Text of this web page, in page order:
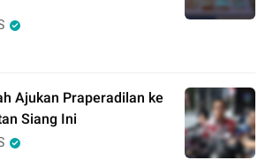
Ajukan Praperadilan ke
Siang Ini